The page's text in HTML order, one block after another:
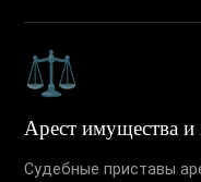
⚖️
Арест имущества и
Судебные приставы